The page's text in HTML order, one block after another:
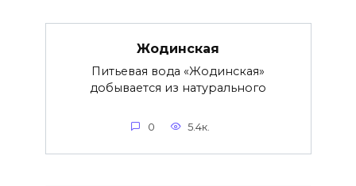
Жодинская
Питьевая вода «Жодинская»
добывается из натурального
0 5.4к.